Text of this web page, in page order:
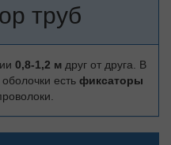
труб
0,8-1,2 м друг от друга. В
есть фиксаторы